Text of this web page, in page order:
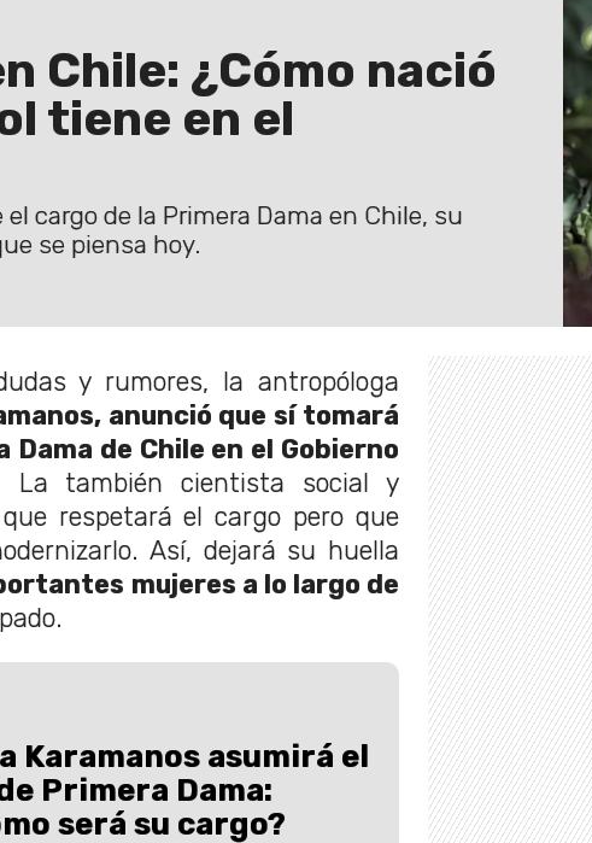
Chile: ¿Cómo nació
tiene en el
cargo de la Primera Dama en Chile, su
se piensa hoy.
y rumores, la antropóloga
anunció que sí tomará
Dama de Chile en el Gobierno
La también cientista social y
respetará el cargo pero que
Así, dejará su huella
mujeres a lo largo de
Karamanos asumirá el
Primera Dama:
será su cargo?